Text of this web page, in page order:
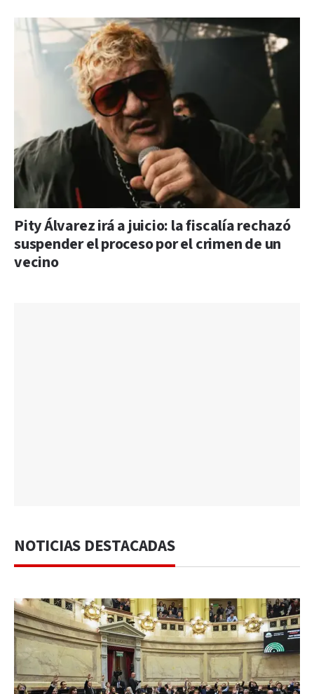
Pity Álvarez irá a juicio: la fiscalía rechazó
suspender el proceso por el crimen de un
vecino
NOTICIAS DESTACADAS